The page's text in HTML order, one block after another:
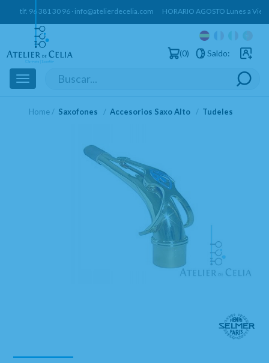
tlf. 96 381 30 96 · info@atelierdecelia.com HORARIO AGOSTO Lunes a
0 Saldo:
Toggle
navigation
Home Saxofones Accesorios Saxo Alto Tudeles